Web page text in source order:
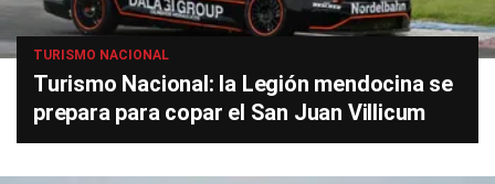
TURISMO NACIONAL
Turismo Nacional: la Legión mendocina se
prepara para copar el San Juan Villicum